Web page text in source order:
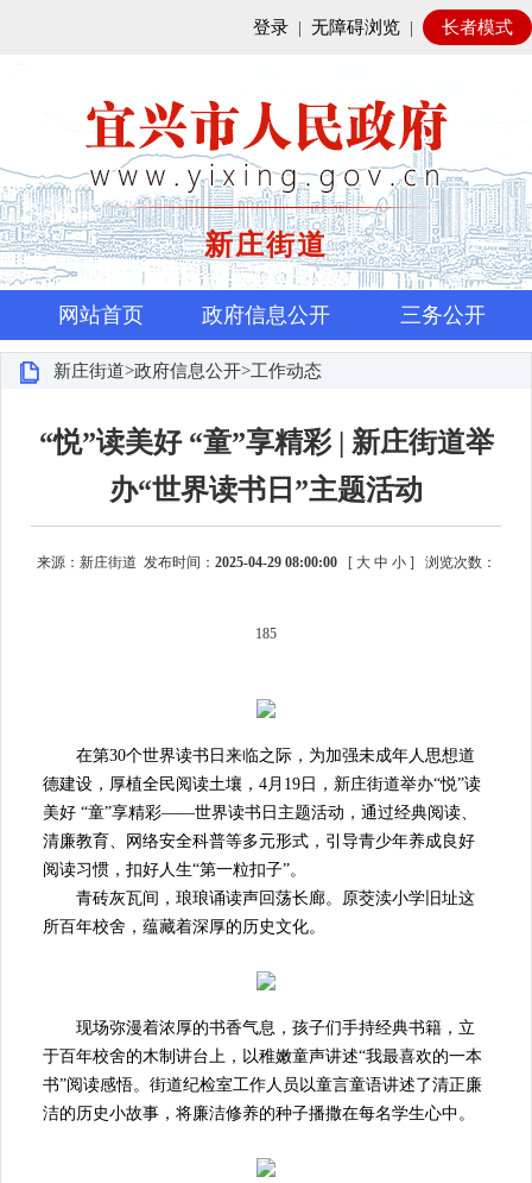
登录 | 无障碍浏览 | 长者模式
新庄街道
网站首页 政府信息公开 三务公开
新庄街道>政府信息公开>工作动态
“悦”读美好 “童”享精彩 | 新庄街道举
办“世界读书日”主题活动
来源：新庄街道 发布时间： 2025-04-29 08:00:00[ 大 中 小] 浏览次数：
185
在第30个世界读书日来临之际，为加强未成年人思想道
德建设，厚植全民阅读土壤，4月19日，新庄街道举办“悦”读
美好 “童”享精彩——世界读书日主题活动，通过经典阅读、
清廉教育、网络安全科普等多元形式，引导青少年养成良好
阅读习惯，扣好人生“第一粒扣子”。
青砖灰瓦间，琅琅诵读声回荡长廊。原茭渎小学旧址这
所百年校舍，蕴藏着深厚的历史文化。
现场弥漫着浓厚的书香气息，孩子们手持经典书籍，立
于百年校舍的木制讲台上，以稚嫩童声讲述“我最喜欢的一本
书”阅读感悟。街道纪检室工作人员以童言童语讲述了清正廉
洁的历史小故事，将廉洁修养的种子播撒在每名学生心中。